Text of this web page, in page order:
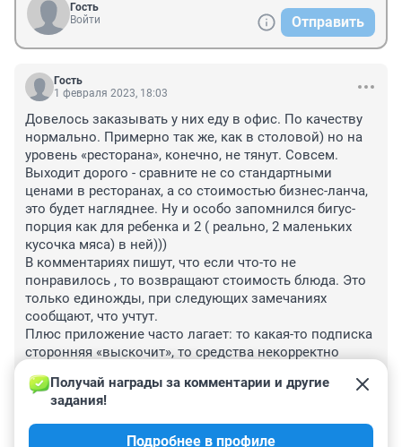
Гость
Войти
Отправить
Гость
1 февраля 2023, 18:03
Довелось заказывать у них еду в офис. По качеству
нормально. Примерно так же, как в столовой) но на
уровень «ресторана», конечно, не тянут. Совсем.
Выходит дорого - сравните не со стандартными
ценами в ресторанах, а со стоимостью бизнес-ланча,
это будет нагляднее. Ну и особо запомнился бигус-
порция как для ребенка и 2 ( реально, 2 маленьких
кусочка мяса) в ней)))
В комментариях пишут, что если что-то не
понравилось , то возвращают стоимость блюда. Это
только единожды, при следующих замечаниях
сообщают, что учтут.
Плюс приложение часто лагает: то какая-то подписка
сторонняя «выскочит», то средства некорректно
не вернула ( хотя это не так).
После повышения цен и , о чем в статье не написали,
того, как доставку сделали платной отказалась
совсем от этого сервиса. Не стоит того.
Получай награды за комментарии и другие
задания!
Подробнее в профиле